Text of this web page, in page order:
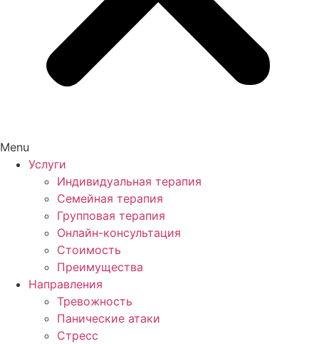
Menu
Услуги
Индивидуальная терапия
Семейная терапия
Групповая терапия
Онлайн-консультация
Стоимость
Преимущества
Направления
Тревожность
Панические атаки
Стресс